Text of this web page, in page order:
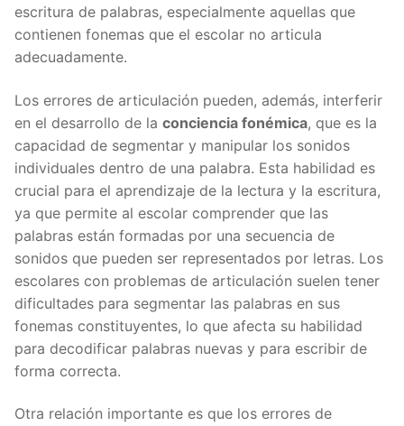
escritura de palabras, especialmente aquellas que
contienen fonemas que el escolar no articula
adecuadamente.
Los errores de articulación pueden, además, interferir
en el desarrollo de la conciencia fonémica, que es la
capacidad de segmentar y manipular los sonidos
individuales dentro de una palabra. Esta habilidad es
crucial para el aprendizaje de la lectura y la escritura,
ya que permite al escolar comprender que las
palabras están formadas por una secuencia de
sonidos que pueden ser representados por letras. Los
escolares con problemas de articulación suelen tener
dificultades para segmentar las palabras en sus
fonemas constituyentes, lo que afecta su habilidad
para decodificar palabras nuevas y para escribir de
forma correcta.
Otra relación importante es que los errores de